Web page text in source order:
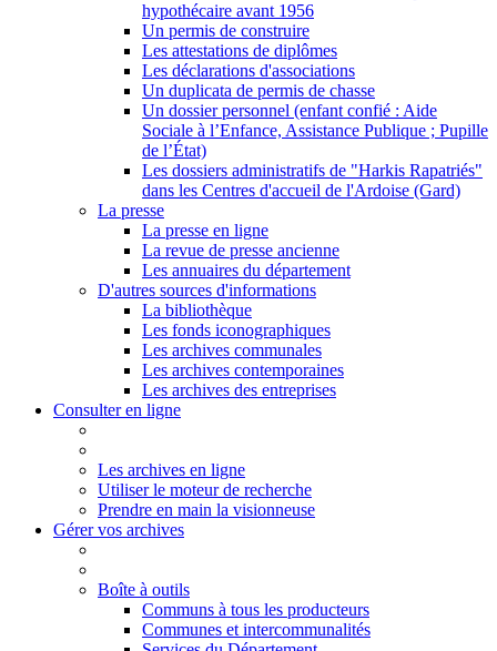
hypothécaire avant 1956
Un permis de construire
Les attestations de diplômes
Les déclarations d'associations
Un duplicata de permis de chasse
Un dossier personnel (enfant confié : Aide
Sociale à l’Enfance, Assistance Publique ; Pupille
de l’État)
Les dossiers administratifs de "Harkis Rapatriés"
dans les Centres d'accueil de l'Ardoise (Gard)
La presse
La presse en ligne
La revue de presse ancienne
Les annuaires du département
D'autres sources d'informations
La bibliothèque
Les fonds iconographiques
Les archives communales
Les archives contemporaines
Les archives des entreprises
Consulter en ligne
Les archives en ligne
Utiliser le moteur de recherche
Prendre en main la visionneuse
Gérer vos archives
Boîte à outils
Communs à tous les producteurs
Communes et intercommunalités